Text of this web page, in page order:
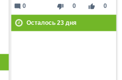
thumb_down 0 thumb_up 0
mode_comment 0
Осталось 23дня